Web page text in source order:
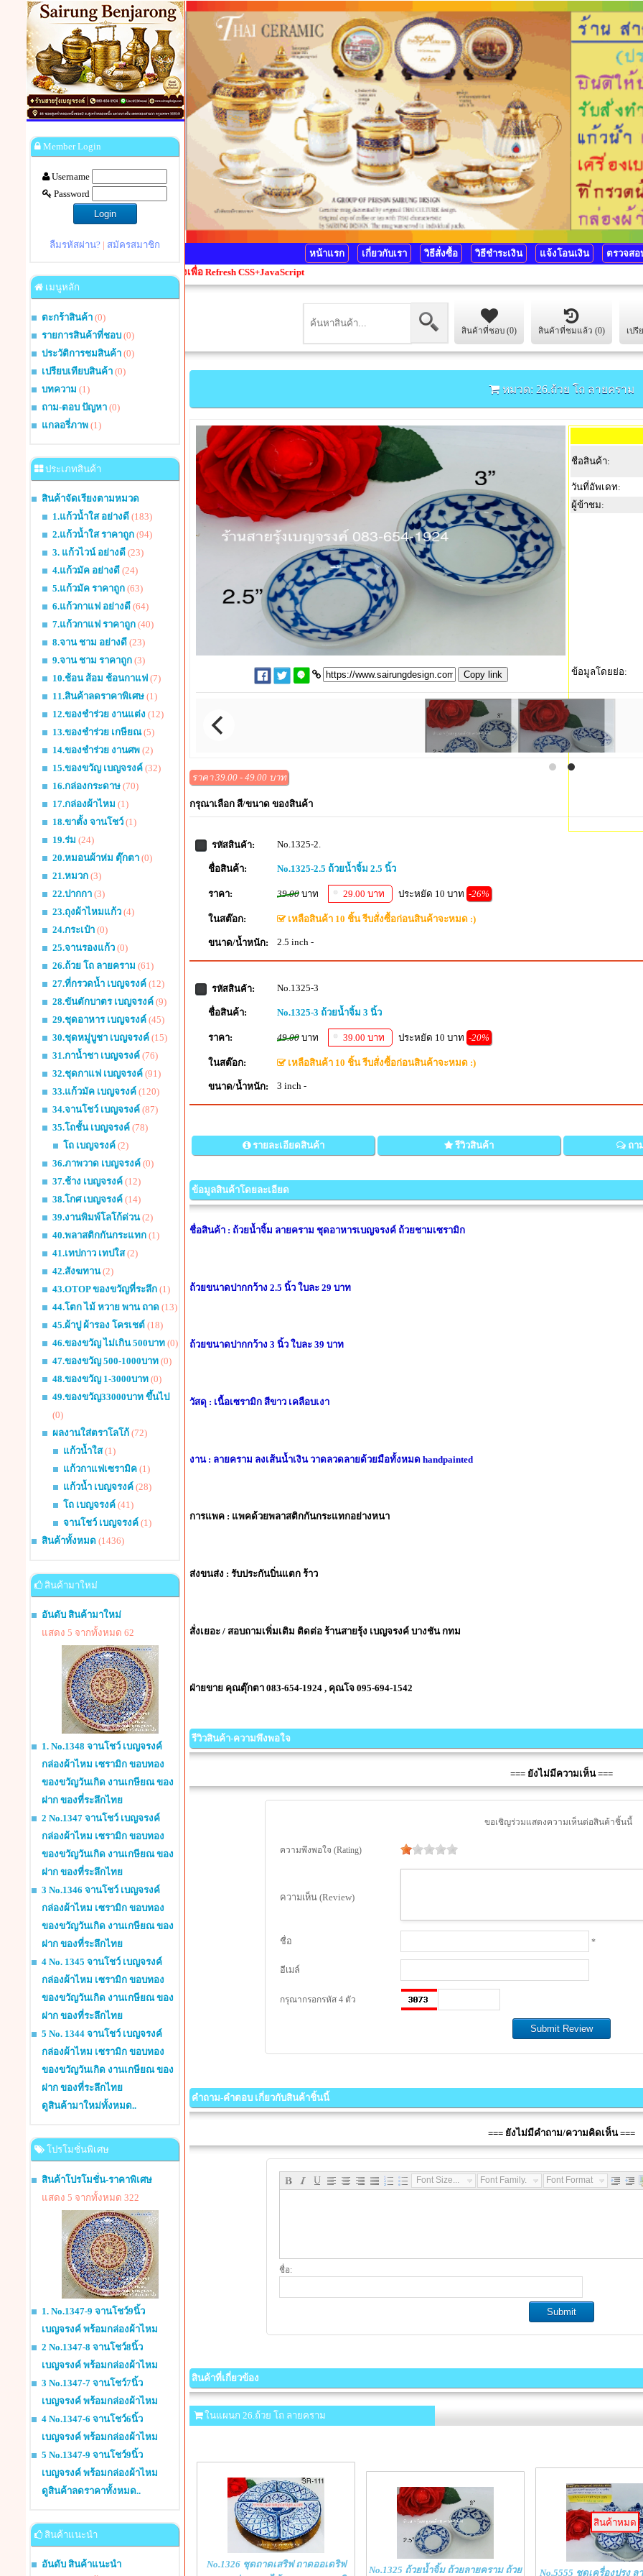
Member Login
Username
Password
ลืมรหัสผ่าน? | สมัครสมาชิก
เมนูหลัก
ตะกร้าสินค้า (0)
รายการสินค้าที่ชอบ (0)
ประวัติการชมสินค้า (0)
เปรียบเทียบสินค้า (0)
บทความ (1)
ถาม-ตอบ ปัญหา (0)
แกลอรี่ภาพ (1)
ประเภทสินค้า
สินค้าจัดเรียงตามหมวด
1.แก้วน้ำใส อย่างดี (183)
2.แก้วน้ำใส ราคาถูก (94)
3. แก้วไวน์ อย่างดี (23)
4.แก้วมัค อย่างดี (24)
5.แก้วมัค ราคาถูก (63)
6.แก้วกาแฟ อย่างดี (64)
7.แก้วกาแฟ ราคาถูก (40)
8.จาน ชาม อย่างดี (23)
9.จาน ชาม ราคาถูก (3)
10.ช้อน ส้อม ช้อนกาแฟ (7)
11.สินค้าลดราคาพิเศษ (1)
12.ของชำร่วย งานแต่ง (12)
13.ของชำร่วย เกษียณ(5)
14.ของชำร่วย งานศพ (2)
15.ของขวัญ เบญจรงค์ (32)
16.กล่องกระดาษ (70)
17.กล่องผ้าไหม (1)
18.ขาตั้ง จานโชว์ (1)
19.ร่ม (24)
20.หมอนผ้าห่ม ตุ๊กตา (0)
21.หมวก (3)
22.ปากกา (3)
23.ถุงผ้าไหมแก้ว (4)
24.กระเป๋า (0)
25.จานรองแก้ว (0)
26.ถ้วย โถ ลายคราม (61)
27.ที่กรวดน้ำ เบญจรงค์ (12)
28.ขันตักบาตร เบญจรงค์ (9)
29.ชุดอาหาร เบญจรงค์ (45)
30.ชุดหมู่บูชา เบญจรงค์ (15)
31.กาน้ำชา เบญจรงค์ (76)
32.ชุดกาแฟ เบญจรงค์ (91)
33.แก้วมัค เบญจรงค์ (120)
34.จานโชว์ เบญจรงค์ (87)
35.โถชั้น เบญจรงค์ (78)
โถ เบญจรงค์ (2)
36.ภาพวาด เบญจรงค์ (0)
37.ช้าง เบญจรงค์ (12)
38.โกศ เบญจรงค์ (14)
39.งานพิมพ์โลโก้ด่วน(2)
40.พลาสติกกันกระแทก (1)
41.เทปกาว เทปใส(2)
42.สังฆทาน(2)
43.OTOP ของขวัญที่ระลึก (1)
44.โตก ไม้ หวาย พาน ถาด (13)
45.ผ้าปู ผ้ารอง โครเชต์ (18)
46.ของขวัญ ไม่เกิน 500บาท (0)
47.ของขวัญ 500-1000บาท (0)
48.ของขวัญ 1-3000บาท (0)
49.ของขวัญ33000บาท ขึ้นไป
(0)
ผลงานใส่ตราโลโก้ (72)
แก้วน้ำใส(1)
แก้วกาแฟเซรามิค (1)
แก้วน้ำ เบญจรงค์ (28)
โถ เบญจรงค์ (41)
จานโชว์ เบญจรงค์ (1)
สินค้าทั้งหมด (1436)
สินค้ามาใหม่
อันดับ สินค้ามาใหม่
แสดง 5 จากทั้งหมด 62
1. No.1348 จานโชว์ เบญจรงค์
กล่องผ้าไหม เซรามิก ขอบทอง
ของขวัญวันเกิด งานเกษียณ ของ
ฝาก ของที่ระลึกไทย
2 No.1347 จานโชว์ เบญจรงค์
กล่องผ้าไหม เซรามิก ขอบทอง
ของขวัญวันเกิด งานเกษียณ ของ
ฝาก ของที่ระลึกไทย
3 No.1346 จานโชว์ เบญจรงค์
กล่องผ้าไหม เซรามิก ขอบทอง
ของขวัญวันเกิด งานเกษียณ ของ
ฝาก ของที่ระลึกไทย
4 No. 1345 จานโชว์ เบญจรงค์
กล่องผ้าไหม เซรามิก ขอบทอง
ของขวัญวันเกิด งานเกษียณ ของ
ฝาก ของที่ระลึกไทย
5 No. 1344 จานโชว์ เบญจรงค์
กล่องผ้าไหม เซรามิก ขอบทอง
ของขวัญวันเกิด งานเกษียณ ของ
ฝาก ของที่ระลึกไทย
ดูสินค้ามาใหม่ทั้งหมด..
โปรโมชั่นพิเศษ
สินค้าโปรโมชั่น-ราคาพิเศษ
แสดง 5 จากทั้งหมด 322
1. No.1347-9 จานโชว์9นิ้ว
เบญจรงค์ พร้อมกล่องผ้าไหม
2 No.1347-8 จานโชว์8นิ้ว
เบญจรงค์ พร้อมกล่องผ้าไหม
3 No.1347-7 จานโชว์7นิ้ว
เบญจรงค์ พร้อมกล่องผ้าไหม
4 No.1347-6 จานโชว์6นิ้ว
เบญจรงค์ พร้อมกล่องผ้าไหม
5 No.1347-9 จานโชว์9นิ้ว
เบญจรงค์ พร้อมกล่องผ้าไหม
ดูสินค้าลดราคาทั้งหมด..
สินค้าแนะนำ
อันดับ สินค้าแนะนำ
หน้าแรก เกี่ยวกับเรา วิธีสั่งซื้อ วิธีชำระเงิน แจ้งโอนเงิน
ตรวจสอ
ยน กรุณากดปุ่ม Ctrl+F5 1 ครั้งเพื่อ Refresh CSS+JavaScript
สินค้าที่ชอบ (0) สินค้าที่ชมแล้ว (0) เปรี
หมวด: 26.ถ้วย โถ ลายคราม
Copy link
ชือสินค้า:
วันที่อัพเดท:
ผู้ข้าชม:
ข้อมูลโดยย่อ:
ราคา 39.00 - 49.00 บาท
กรุณาเลือก สี/ขนาด ของสินค้า
รหัสสินค้า: No.1325-2.
ชื่อสินค้า: No.1325-2.5 ถ้วยน้ำจิ้ม 2.5 นิ้ว
ราคา: 39.00 บาท 29.00 บาท ประหยัด 10 บาท -26%
ในสต๊อก: เหลือสินค้า 10 ชิ้น รีบสั่งซื้อก่อนสินค้าจะหมด :)
ขนาด/น้ำหนัก: 2.5 inch -
รหัสสินค้า: No.1325-3
ชื่อสินค้า: No.1325-3 ถ้วยน้ำจิ้ม 3 นิ้ว
ราคา: 49.00 บาท 39.00 บาท ประหยัด 10 บาท -20%
ในสต๊อก: เหลือสินค้า 10 ชิ้น รีบสั่งซื้อก่อนสินค้าจะหมด :)
ขนาด/น้ำหนัก: 3 inch -
รายละเอียดสินค้า รีวิวสินค้า ถา
ข้อมูลสินค้าโดยละเอียด
ชื่อสินค้า : ถ้วยน้ำจิ้ม ลายคราม ชุดอาหารเบญจรงค์ ถ้วยชามเซรามิก
ถ้วยขนาดปากกว้าง 2.5 นิ้ว ใบละ 29 บาท
ถ้วยขนาดปากกว้าง 3 นิ้ว ใบละ 39 บาท
วัสดุ : เนื้อเซรามิก สีขาว เคลือบเงา
งาน : ลายคราม ลงเส้นน้ำเงิน วาดลวดลายด้วยมือทั้งหมด handpainted
การแพค : แพคด้วยพลาสติกกันกระแทกอย่างหนา
ส่งขนส่ง : รับประกันบิ่นแตก ร้าว
สั่งเยอะ / สอบถามเพิ่มเติม ติดต่อ ร้านสายรุ้ง เบญจรงค์ บางชัน กทม
ฝ่ายขาย คุณตุ๊กตา 083-654-1924 , คุณโจ 095-694-1542
รีวิวสินค้า-ความพึงพอใจ
=== ยังไม่มีความเห็น ===
ขอเชิญร่วมแสดงความเห็นต่อสินค้าชิ้นนี้
ความพึงพอใจ (Rating)
ความเห็น (Review)
ชื่อ *
อีเมล์
กรุณากรอกรหัส 4 ตัว
คำถาม-คำตอบ เกี่ยวกับสินค้าชิ้นนี้
=== ยังไม่มีคำถาม/ความคิดเห็น ===
Font Size... Font Family... Font Format...
ชื่อ:
สินค้าที่เกี่ยวข้อง
ในแผนก 26.ถ้วย โถ ลายคราม
No.1326 ชุดถาดเสริฟ ถาดออเดริฟ
No.1325 ถ้วยน้ำจิ้ม ถ้วยลายคราม ถ้วย
สินค้าหมด
No.5555 ชุดเครื่องปรุง ล